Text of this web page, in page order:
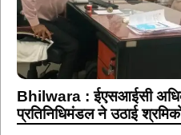
Bhilwara : ईएसआईसी
प्रतिनिधिमंडल ने उठाई